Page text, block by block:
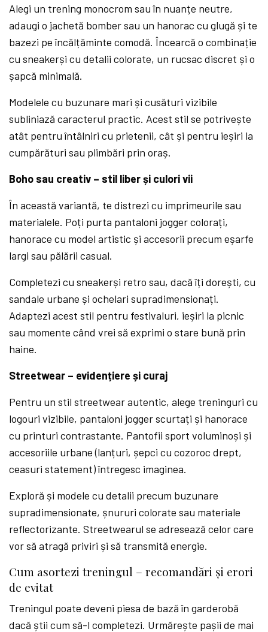
Alegi un trening monocrom sau în nuanțe neutre,
adaugi o jachetă bomber sau un hanorac cu glugă și te
bazezi pe încălțăminte comodă. Încearcă o combinație
cu sneakerși cu detalii colorate, un rucsac discret și o
șapcă minimală.
Modelele cu buzunare mari și cusături vizibile
subliniază caracterul practic. Acest stil se potrivește
atât pentru întâlniri cu prietenii, cât și pentru ieșiri la
cumpărături sau plimbări prin oraș.
Boho sau creativ – stil liber și culori vii
În această variantă, te distrezi cu imprimeurile sau
materialele. Poți purta pantaloni jogger colorați,
hanorace cu model artistic și accesorii precum eșarfe
largi sau pălării casual.
Completezi cu sneakerși retro sau, dacă îți dorești, cu
sandale urbane și ochelari supradimensionați.
Adaptezi acest stil pentru festivaluri, ieșiri la picnic
sau momente când vrei să exprimi o stare bună prin
haine.
Streetwear – evidențiere și curaj
Pentru un stil streetwear autentic, alege treninguri cu
logouri vizibile, pantaloni jogger scurtați și hanorace
cu printuri contrastante. Pantofii sport voluminoși și
accesoriile urbane (lanțuri, șepci cu cozoroc drept,
ceasuri statement) întregesc imaginea.
Exploră și modele cu detalii precum buzunare
supradimensionate, șnururi colorate sau materiale
reflectorizante. Streetwearul se adresează celor care
vor să atragă priviri și să transmită energie.
Cum asortezi treningul – recomandări și erori
de evitat
Treningul poate deveni piesa de bază în garderobă
dacă știi cum să-l completezi. Urmărește pașii de mai